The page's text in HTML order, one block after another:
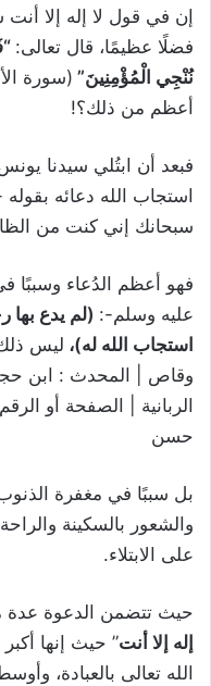
إن في قول لا إله إلا
فضلًا عظيمًا، قال تعالى:
نُنْجِي الْمُؤْمِنِينَ”
أعظم من ذلك؟!
فبعد أن ابتُلي سيدنا
استجاب الله دعائه بقوله
سبحانك إني كنت من
فهو أعظم الدُعاء وسببًا
عليه وسلم-: (لم يدع
استجاب الله له)، ليس
وقاص | المحدث : ابن
حسن
بل سببًا في مغفرة
والشعور بالسكينة
على الابتلاء.
حيث تتضمن الدعوة عدة
إله إلا أنت” حيث إنها أكبر
الله تعالى بالعبادة،